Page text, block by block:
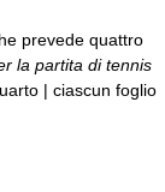
prevede quattro
la partita di tennis
| ciascun foglio